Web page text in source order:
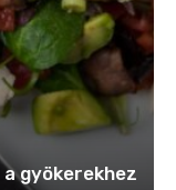
gyökerekhez